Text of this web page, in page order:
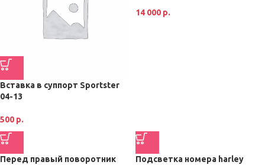
Вставка в суппорт Sportster
04-13
500 р.
14 000 р.
Перед правый поворотник
Подсветка номера harley